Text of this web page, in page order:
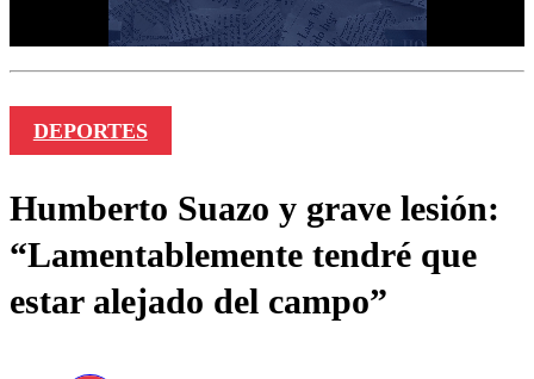
DEPORTES
Humberto Suazo y grave lesión:
“Lamentablemente tendré que
estar alejado del campo”